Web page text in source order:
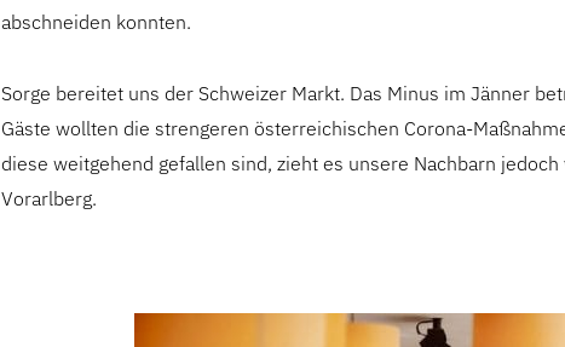
abschneiden konnten.
Sorge bereitet uns der Schweizer Markt. Das Minus im Jänner
Gäste wollten die strengeren österreichischen Corona-
diese weitgehend gefallen sind, zieht es unsere Nachbarn
Vorarlberg.